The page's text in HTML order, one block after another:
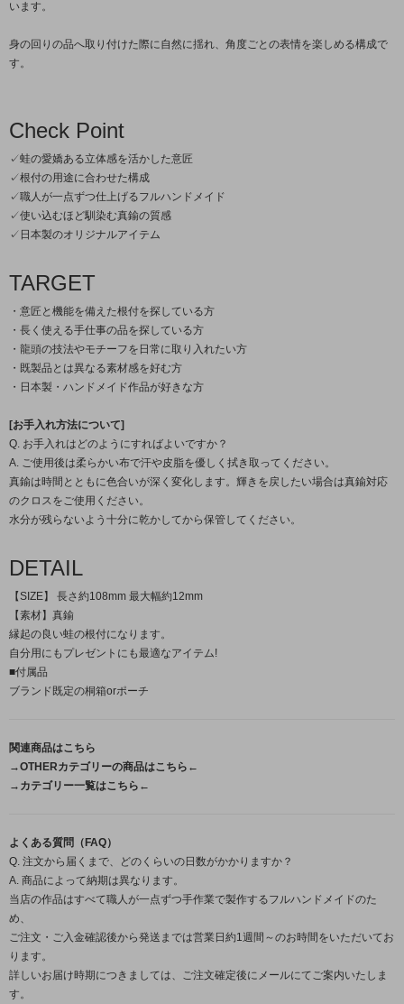
います。
身の回りの品へ取り付けた際に自然に揺れ、角度ごとの表情を楽しめる構成で
す。
Check Point
✓蛙の愛嬌ある立体感を活かした意匠
✓根付の用途に合わせた構成
✓職人が一点ずつ仕上げるフルハンドメイド
✓使い込むほど馴染む真鍮の質感
✓日本製のオリジナルアイテム
TARGET
・意匠と機能を備えた根付を探している方
・長く使える手仕事の品を探している方
・龍頭の技法やモチーフを日常に取り入れたい方
・既製品とは異なる素材感を好む方
・日本製・ハンドメイド作品が好きな方
[お手入れ方法について]
Q. お手入れはどのようにすればよいですか？
A. ご使用後は柔らかい布で汗や皮脂を優しく拭き取ってください。
真鍮は時間とともに色合いが深く変化します。輝きを戻したい場合は真鍮対応
のクロスをご使用ください。
水分が残らないよう十分に乾かしてから保管してください。
DETAIL
【SIZE】 長さ約108mm 最大幅約12mm
【素材】真鍮
縁起の良い蛙の根付になります。
自分用にもプレゼントにも最適なアイテム!
■付属品
ブランド既定の桐箱orポーチ
関連商品はこちら
→OTHERカテゴリーの商品はこちら←
→カテゴリー一覧はこちら←
よくある質問（FAQ）
Q. 注文から届くまで、どのくらいの日数がかかりますか？
A. 商品によって納期は異なります。
当店の作品はすべて職人が一点ずつ手作業で製作するフルハンドメイドのた
め、
ご注文・ご入金確認後から発送までは営業日約1週間～のお時間をいただいてお
ります。
詳しいお届け時期につきましては、ご注文確定後にメールにてご案内いたしま
す。